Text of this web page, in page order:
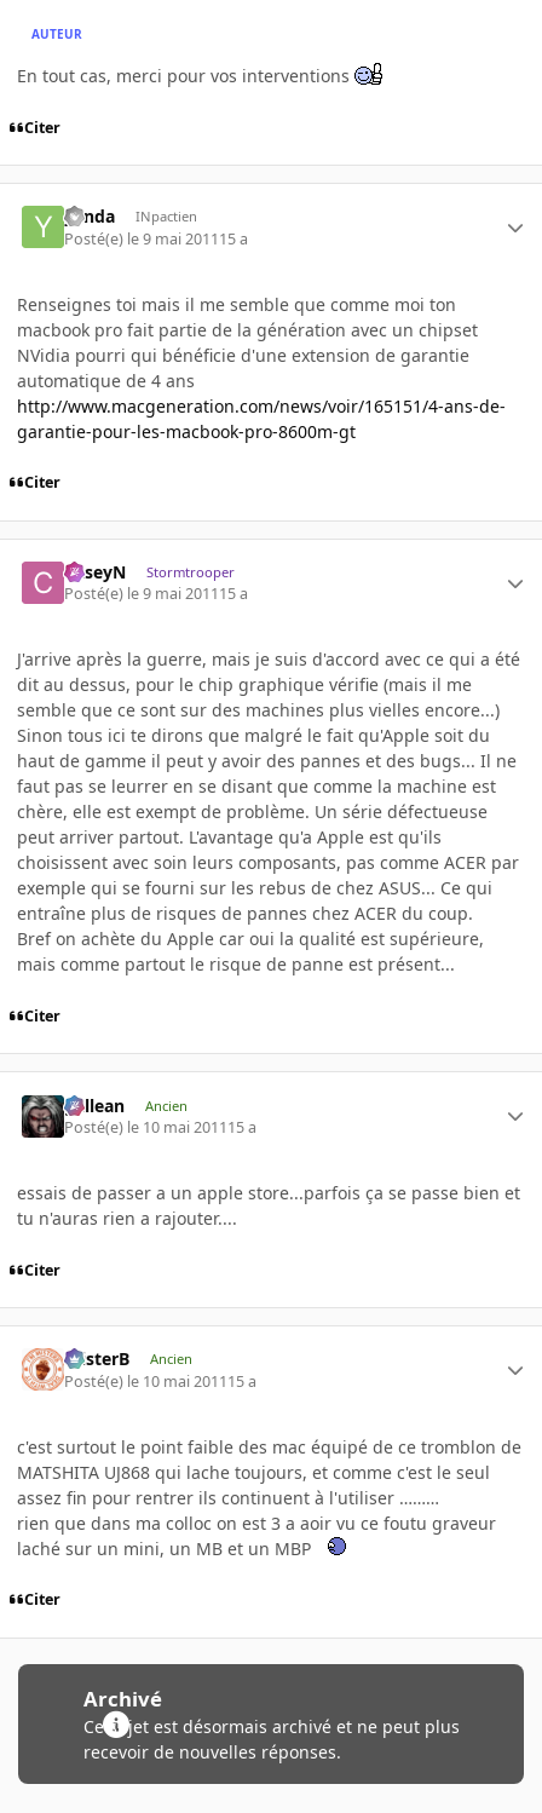
AUTEUR
En tout cas, merci pour vos interventions
Citer
yenda INpactien
Posté(e) le 9 mai 201115 a
Renseignes toi mais il me semble que comme moi ton
macbook pro fait partie de la génération avec un chipset
NVidia pourri qui bénéficie d'une extension de garantie
automatique de 4 ans
http://www.macgeneration.com/news/voir/165151/4-ans-de-
garantie-pour-les-macbook-pro-8600m-gt
Citer
CaseyN Stormtrooper
Posté(e) le 9 mai 201115 a
J'arrive après la guerre, mais je suis d'accord avec ce qui a été
dit au dessus, pour le chip graphique vérifie (mais il me
semble que ce sont sur des machines plus vielles encore...)
Sinon tous ici te dirons que malgré le fait qu'Apple soit du
haut de gamme il peut y avoir des pannes et des bugs... Il ne
faut pas se leurrer en se disant que comme la machine est
chère, elle est exempt de problème. Un série défectueuse
peut arriver partout. L'avantage qu'a Apple est qu'ils
choisissent avec soin leurs composants, pas comme ACER par
exemple qui se fourni sur les rebus de chez ASUS... Ce qui
entraîne plus de risques de pannes chez ACER du coup.
Bref on achète du Apple car oui la qualité est supérieure,
mais comme partout le risque de panne est présent...
Citer
gallean Ancien
Posté(e) le 10 mai 201115 a
essais de passer a un apple store...parfois ça se passe bien et
tu n'auras rien a rajouter....
Citer
misterB Ancien
Posté(e) le 10 mai 201115 a
c'est surtout le point faible des mac équipé de ce tromblon de
MATSHITA UJ868 qui lache toujours, et comme c'est le seul
assez fin pour rentrer ils continuent à l'utiliser ………
rien que dans ma colloc on est 3 a aoir vu ce foutu graveur
laché sur un mini, un MB et un MBP
Citer
Archivé
Ce sujet est désormais archivé et ne peut plus
recevoir de nouvelles réponses.